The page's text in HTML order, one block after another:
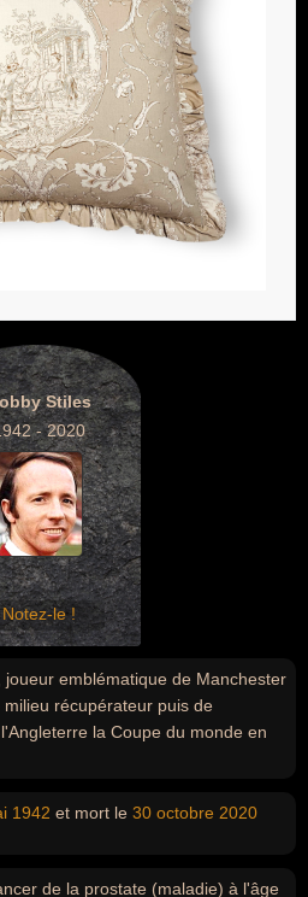
Stiles
- 2020
Notez-le !
joueur emblématique de Manchester
récupérateur puis de
la Coupe du monde en
1942 et mort le 30 octobre 2020
de la prostate (maladie) à l'âge